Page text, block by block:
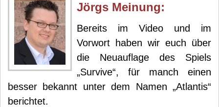
Jörgs Meinung:
Bereits im Video und im
Vorwort haben wir euch über
die Neuauflage des Spiels
„Survive“, für manch einen
besser bekannt unter dem Namen „Atlantis“
berichtet.